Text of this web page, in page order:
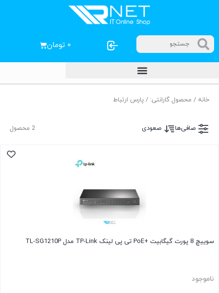
۰ تومان
خانه / محصول گارانتی: / پارس ارتباط
2 محصول صافی‌ها صعودی
سوییچ 8 پورت گیگابیت +PoE تی پی لینک TP-Link مدل TL-SG1210P
ناموجود